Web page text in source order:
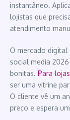
instantâneo.
lojistas que
atendimento
O mercado digital
social media
bonitas. Para lojas
ser uma vitrine
O cliente vê um
preço e espera